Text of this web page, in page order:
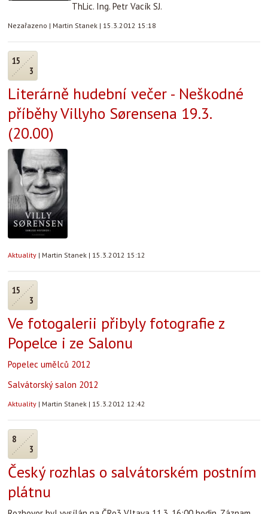
ThLic. Ing. Petr Vacík SJ.
Nezařazeno | Martin Stanek | 15.3.2012 15:18
15
3
Literárně hudební večer - Neškodné
příběhy Villyho Sørensena 19.3.
(20.00)
Aktuality | Martin Stanek | 15.3.2012 15:12
15
3
Ve fotogalerii přibyly fotografie z
Popelce i ze Salonu
Popelec umělců 2012
Salvátorský salon 2012
Aktuality | Martin Stanek | 15.3.2012 12:42
8
3
Český rozhlas o salvátorském postním
plátnu